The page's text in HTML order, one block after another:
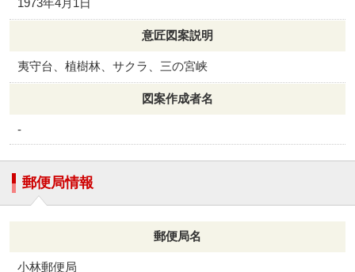
1973年4月1日
意匠図案説明
夷守台、植樹林、サクラ、三の宮峡
図案作成者名
-
郵便局情報
郵便局名
小林郵便局